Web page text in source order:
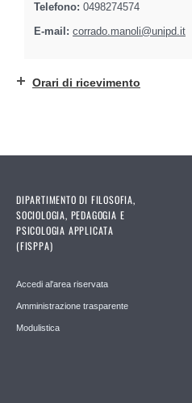
Telefono: 0498274574
E-mail: corrado.manoli@unipd.it
Orari di ricevimento
DIPARTIMENTO DI FILOSOFIA,
SOCIOLOGIA, PEDAGOGIA E
PSICOLOGIA APPLICATA
(FISPPA)
Accedi al'area riservata
Amministrazione trasparente
Modulistica